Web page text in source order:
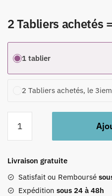
2 Tabliers achetés
1 tablier
2 Tabliers achetés, le
Tablier
Cuisine
En
Jean
Livraison gratuite
Satisfait ou Remboursé
Expédition sous 24 à 48h